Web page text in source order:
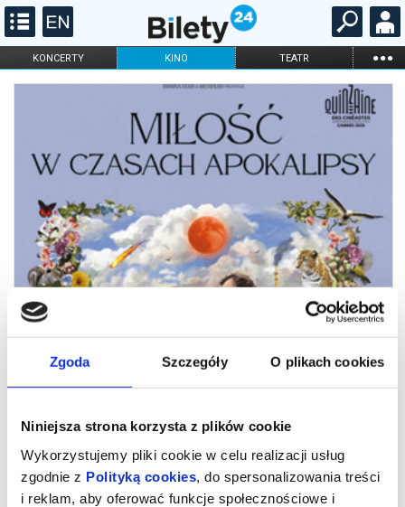
Zgoda Szczegóły O plikach cookies
Niniejsza strona korzysta z plików cookie
Wykorzystujemy pliki cookie w celu realizacji usług
zgodnie z Polityką cookies , do spersonalizowania treści
i reklam, aby oferować funkcje społecznościowe i
KONCERTY KINO TEATR ...
FILHARMONIA OPERA I BALET
ONLINE KARNETY